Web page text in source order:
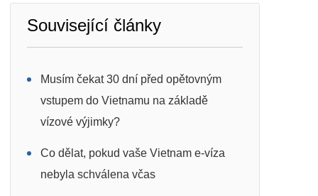
Související články
Musím čekat 30 dní před opětovným
vstupem do Vietnamu na základě
vízové výjimky?
Co dělat, pokud vaše Vietnam e-víza
nebyla schválena včas